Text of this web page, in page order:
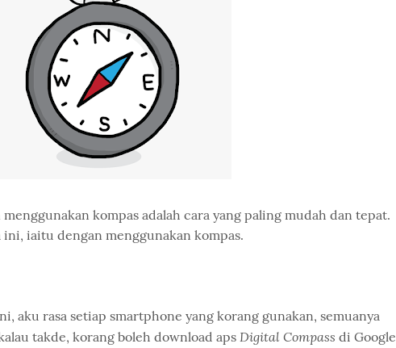
kompas adalah cara yang paling mudah dan tepat.
iaitu dengan menggunakan kompas.
aku rasa setiap smartphone yang korang gunakan, semuanya
takde, korang boleh download aps Digital Compass di Google